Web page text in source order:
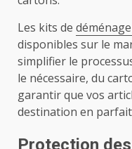
Les kits de
disponibles sur le
simplifier le
le nécessaire, du
garantir que vos
destination en
Protection